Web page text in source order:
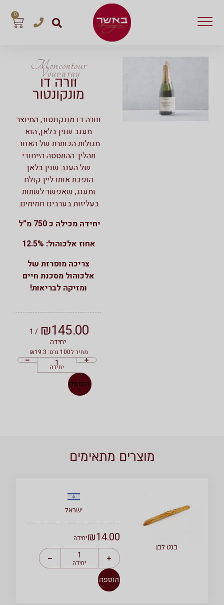
0
Moncontour
Vouvaray
וורה דו
מונקונטור
ווורה דו מונקונטור, המיוצר
מענב שנין בלאן, הוא
מגולות הכותרת של האזור.
תהליך ההתססה הייחודי
של הענב שנין בלאן
הופכת אותו ליין קולח
ומענג, שאפשר לשתות
בעליזות בערבים חמימים.
יחידה מכילה כ 750 מ”ל
אחוז אלכוהול: 12.5%
צריכה מופרזת של
אלכוהול מסכנת חיים
ומזיקה לבריאות!
₪145.00
/ 1
יחידה
מחיר ל100 גרם: ₪19.3
יחידה
הוספה
מוצרים מתאימים
בגט לבן
ישראל
₪14.00 יחידה
יחידה
הוספה